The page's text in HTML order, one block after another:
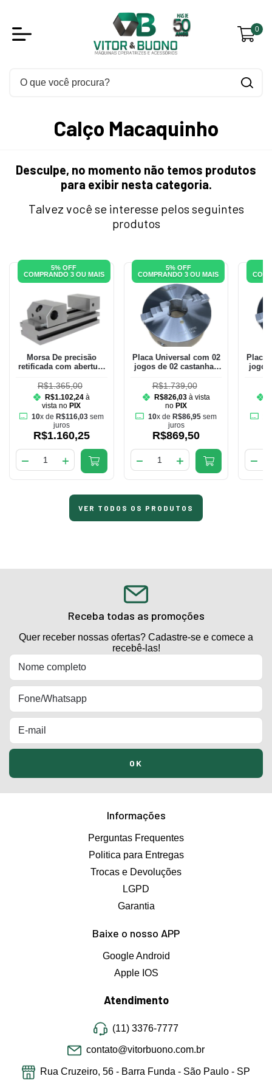
0
Calço Macaquinho
Desculpe, no momento não temos produtos
para exibir nesta categoria.
Talvez você se interesse pelos seguintes
produtos
5% OFF
COMPRANDO 3 OU MAIS
Morsa De precisão
retificada com abertura
mordentes de 70mm
R$1.365,00
R$1.102,24 à
vista no PIX
10x de R$116,03 sem
juros
R$1.160,25
5% OFF
COMPRANDO 3 OU MAIS
Placa Universal com 02
jogos de 02 castanhas
R$1.739,00
R$826,03 à vista
no PIX
10x de R$86,95sem
juros
R$869,50
Placa
jogos
VER TODOS OS PRODUTOS
Receba todas as promoções
Quer receber nossas ofertas? Cadastre-se e comece a
recebê-las!
Informações
Perguntas Frequentes
Politica para Entregas
Trocas e Devoluções
LGPD
Garantia
Baixe o nosso APP
Google Android
Apple IOS
Atendimento
(11) 3376-7777
contato@vitorbuono.com.br
Rua Cruzeiro, 56 - Barra Funda - São Paulo - SP